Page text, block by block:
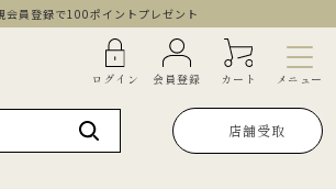
会員登録で100ポイントプレゼント
ログイン 会員登録 カート メニュー
店舗受取